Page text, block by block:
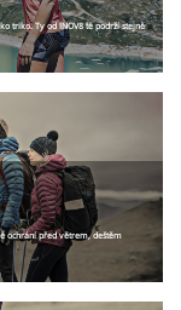
triko. Ty od INOV8 tě podrží stejně
ochrání před větrem, deštěm